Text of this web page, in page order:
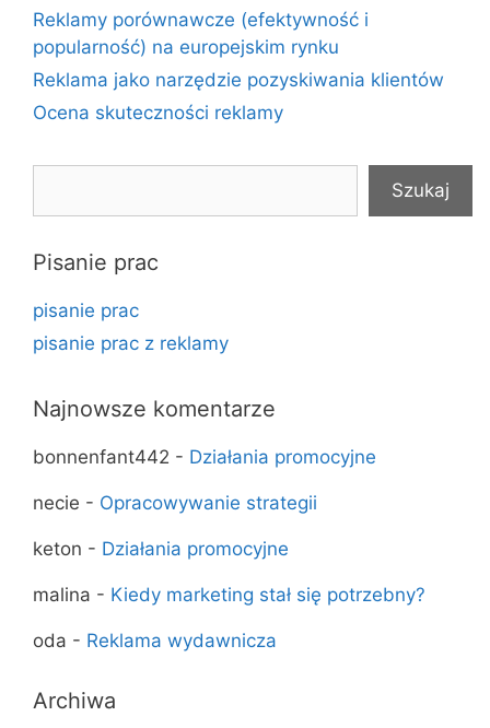
Reklamy porównawcze (efektywność i
popularność) na europejskim rynku
Reklama jako narzędzie pozyskiwania klientów
Ocena skuteczności reklamy
Szukaj
Pisanie prac
pisanie prac
pisanie prac z reklamy
Najnowsze komentarze
bonnenfant442 - Działania promocyjne
necie - Opracowywanie strategii
keton - Działania promocyjne
malina - Kiedy marketing stał się potrzebny?
oda - Reklama wydawnicza
Archiwa